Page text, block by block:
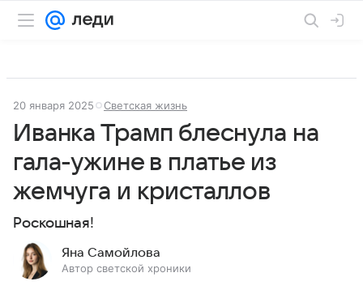
20 января 2025 Светская жизнь
Иванка Трамп блеснула на
гала-ужине в платье из
жемчуга и кристаллов
Роскошная!
Яна Самойлова
Автор светской хроники